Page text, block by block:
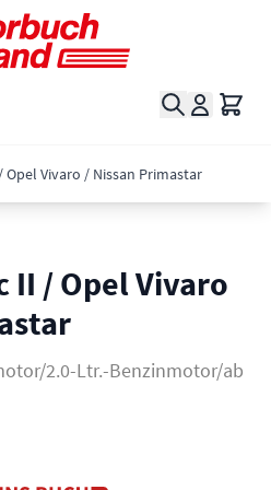
Suche
Opel Vivaro / Nissan Primastar
II / Opel Vivaro
2.0-Ltr.-Benzinmotor/ab